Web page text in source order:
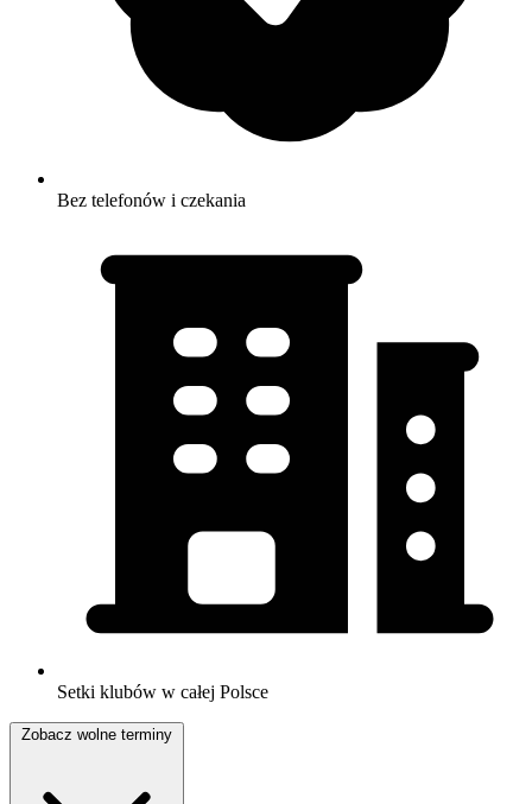
Bez telefonów i czekania
Setki klubów w całej Polsce